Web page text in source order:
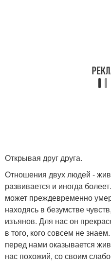
Открывая друг друга.
Отношения двух людей -
развивается и иногда
может преждевременно
находясь в безумстве
изъянов. Для нас он
в того, кого совсем не
перед нами оказывается
нас похожий, со своим